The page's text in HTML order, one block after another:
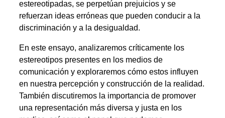
estereotipadas, se perpetúan prejuicios y se
refuerzan ideas erróneas que pueden conducir a la
discriminación y a la desigualdad.
En este ensayo, analizaremos críticamente los
estereotipos presentes en los medios de
comunicación y exploraremos cómo estos influyen
en nuestra percepción y construcción de la realidad.
También discutiremos la importancia de promover
una representación más diversa y justa en los